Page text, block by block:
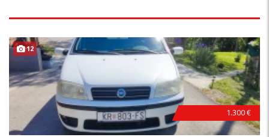
12
1.300 €